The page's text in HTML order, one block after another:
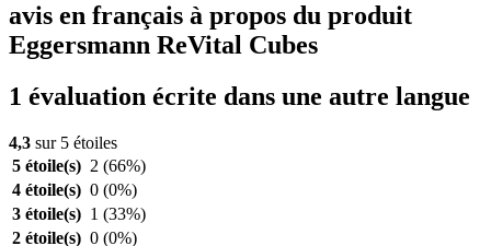
avis en français à propos du produit
Eggersmann ReVital Cubes
1 évaluation écrite dans une autre langue
4,3 sur 5 étoiles
5 étoile(s) 2 (66%)
4 étoile(s) 0 (0%)
3 étoile(s) 1 (33%)
2 étoile(s) 0 (0%)